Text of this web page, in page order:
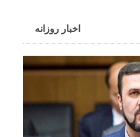
اخبار روزانه